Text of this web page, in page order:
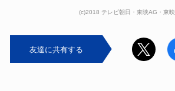
(c)2018 テレビ朝日・東映AG・東映
友達に共有する